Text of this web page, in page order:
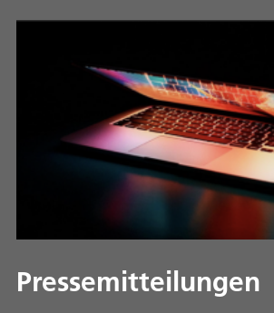
Pressemitteilungen